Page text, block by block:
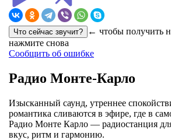
← чтобы получить
нажмите снова
Сообщить об ошибке
Радио Монте-Карло
Изысканный саунд, утреннее
романтика сливаются в эфире, где в
Радио Монте Карло — радиостанция
вкус, ритм и гармонию.